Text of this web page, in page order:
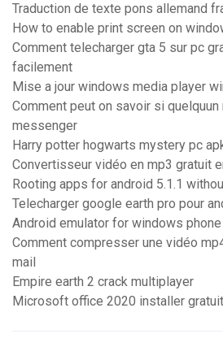
Traduction de texte pons allemand
How to enable print screen on
Comment telecharger gta 5 sur pc
facilement
Mise a jour windows media player
Comment peut on savoir si
messenger
Harry potter hogwarts mystery pc
Convertisseur vidéo en mp3 gratuit
Rooting apps for android 5.1.1
Telecharger google earth pro pour
Android emulator for windows
Comment compresser une vidéo
mail
Empire earth 2 crack multiplayer
Microsoft office 2020 installer